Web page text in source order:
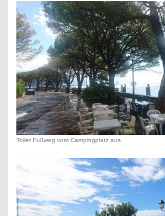
Toller Fußweg vom Campingplatz aus